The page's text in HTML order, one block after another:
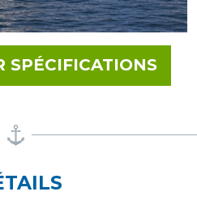
SPÉCIFICATIONS